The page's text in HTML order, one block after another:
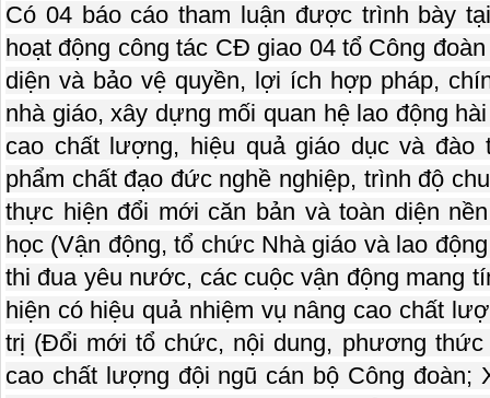
Có 04 báo cáo tham luận được trình bày
hoạt động công tác CĐ giao 04 tổ Công
diện và bảo vệ quyền, lợi ích hợp pháp,
nhà giáo, xây dựng mối quan hệ lao động
cao chất lượng, hiệu quả giáo dục và
phẩm chất đạo đức nghề nghiệp, trình độ
thực hiện đổi mới căn bản và toàn diện
học (Vận động, tổ chức Nhà giáo và lao
thi đua yêu nước, các cuộc vận động mang
hiện có hiệu quả nhiệm vụ nâng cao chất
trị (Đổi mới tổ chức, nội dung, phương thức
cao chất lượng đội ngũ cán bộ Công đoàn;